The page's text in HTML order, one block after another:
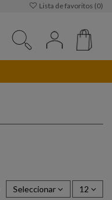
Lista de favoritos (0)
Seleccionar 12